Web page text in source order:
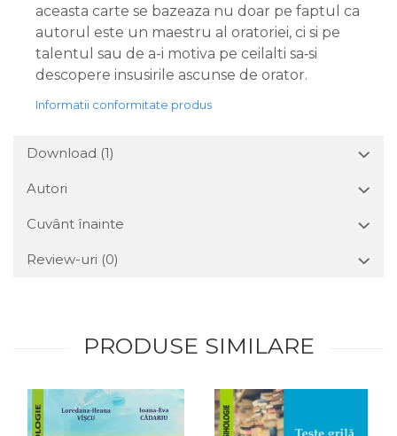
aceasta carte se bazeaza nu doar pe faptul ca
autorul este un maestru al oratoriei, ci si pe
talentul sau de a-i motiva pe ceilalti sa‑si
descopere insusirile ascunse de orator.
Informatii conformitate produs
Download (1)
Autori
Cuvânt înainte
Review-uri (0)
PRODUSE SIMILARE